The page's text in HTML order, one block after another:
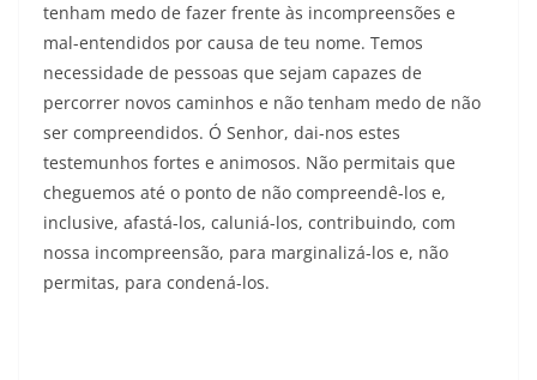
tenham medo de fazer frente às incompreensões e
mal-entendi­dos por causa de teu nome. Temos
necessidade de pesso­as que sejam capazes de
percorrer novos caminhos e não tenham medo de não
ser compreendidos. Ó Senhor, dai-nos estes
testemunhos fortes e animosos. Não permitais que
cheguemos até o ponto de não compreendê-los e,
inclusive, afastá-los, caluniá-los, contribuindo, com
nossa incompreensão, para marginalizá-los e, não
permitas, para condená-los.